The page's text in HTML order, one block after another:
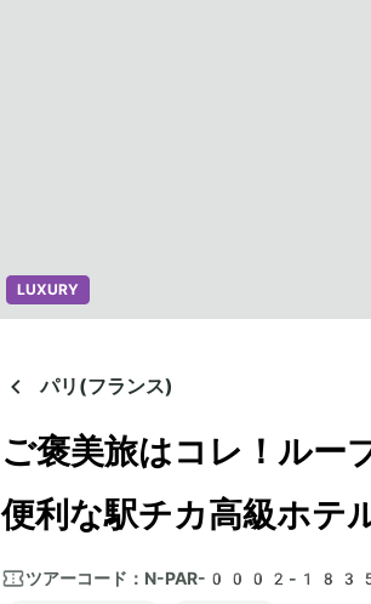
LUXURY
パリ(フランス)
ご褒美旅はコレ！ルー
便利な駅チカ高級ホテ
ツアーコード： N-PAR-0002-